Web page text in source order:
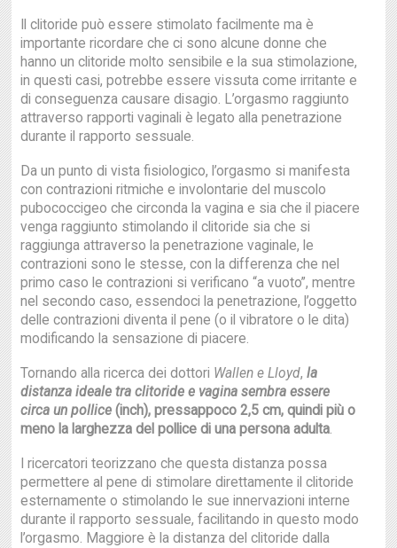
Il clitoride può essere stimolato facilmente ma è
importante ricordare che ci sono alcune donne che
hanno un clitoride molto sensibile e la sua stimolazione,
in questi casi, potrebbe essere vissuta come irritante e
di conseguenza causare disagio. L’orgasmo raggiunto
attraverso rapporti vaginali è legato alla penetrazione
durante il rapporto sessuale.
Da un punto di vista fisiologico, l’orgasmo si manifesta
con contrazioni ritmiche e involontarie del muscolo
pubococcigeo che circonda la vagina e sia che il piacere
venga raggiunto stimolando il clitoride sia che si
raggiunga attraverso la penetrazione vaginale, le
contrazioni sono le stesse, con la differenza che nel
primo caso le contrazioni si verificano “a vuoto”, mentre
nel secondo caso, essendoci la penetrazione, l’oggetto
delle contrazioni diventa il pene (o il vibratore o le dita)
modificando la sensazione di piacere.
Tornando alla ricerca dei dottori Wallen e Lloyd,la
distanza ideale tra clitoride e vagina sembra essere
circa un pollice (inch), pressappoco 2,5 cm, quindi più o
meno la larghezza del pollice di una persona adulta.
I ricercatori teorizzano che questa distanza possa
permettere al pene di stimolare direttamente il clitoride
esternamente o stimolando le sue innervazioni interne
durante il rapporto sessuale, facilitando in questo modo
l’orgasmo. Maggiore è la distanza del clitoride dalla